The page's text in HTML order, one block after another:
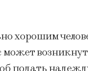
хорошим
может